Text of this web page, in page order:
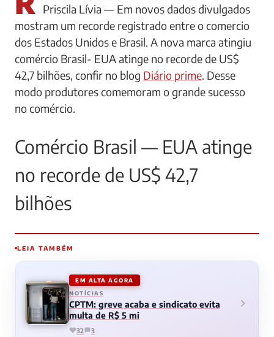
Priscila Lívia — Em novos dados divulgados
mostram um recorde registrado entre o comercio
dos Estados Unidos e Brasil. A nova marca atingiu
comércio Brasil- EUA atinge no recorde de US$
42,7 bilhões, confir no blog Diário prime. Desse
modo produtores comemoram o grande sucesso
no comércio.
Comércio Brasil — EUA atinge
no recorde de US$ 42,7
bilhões
LEIA TAMBÉM
EM ALTA AGORA
NOTÍCIAS
CPTM: greve acaba e sindicato evita
multa de R$ 5 mi
32 3